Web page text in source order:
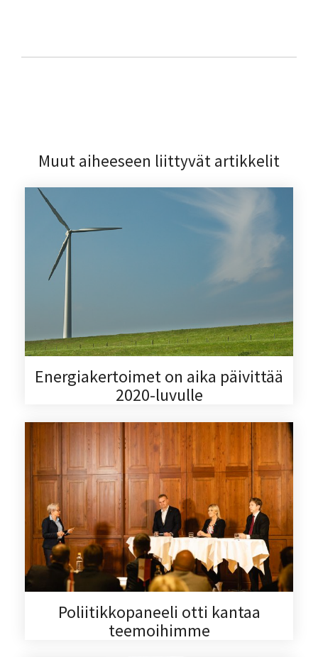
Muut aiheeseen liittyvät artikkelit
Energiakertoimet on aika päivittää
2020-luvulle
Poliitikkopaneeli otti kantaa
teemoihimme